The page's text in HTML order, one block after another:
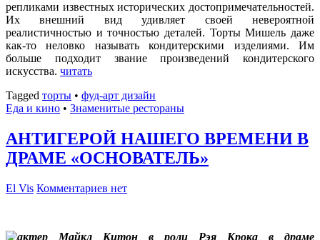
репликами известных исторических достопримечательностей.
Их внешний вид удивляет своей невероятной
реалистичностью и точностью деталей. Торты Мишель даже
как-то неловко называть кондитерскими изделиями. Им
больше подходит звание произведений кондитерского
искусства. читать
Tagged торты • фуд-арт дизайн
Еда и кино • Знаменитые рестораны
АНТИГЕРОЙ НАШЕГО ВРЕМЕНИ В
ДРАМЕ «ОСНОВАТЕЛЬ»
El Vis Комментариев нет